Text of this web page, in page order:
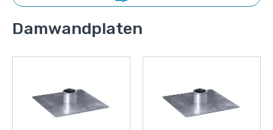
Damwandplaten